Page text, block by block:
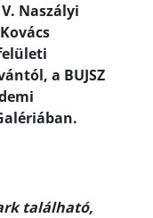
Naszályi
a BUJSZ
található,